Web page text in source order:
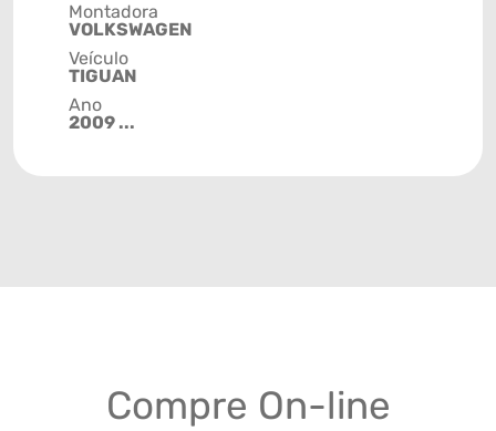
Montadora
VOLKSWAGEN
Veículo
TIGUAN
Ano
2009 ...
Compre On-line